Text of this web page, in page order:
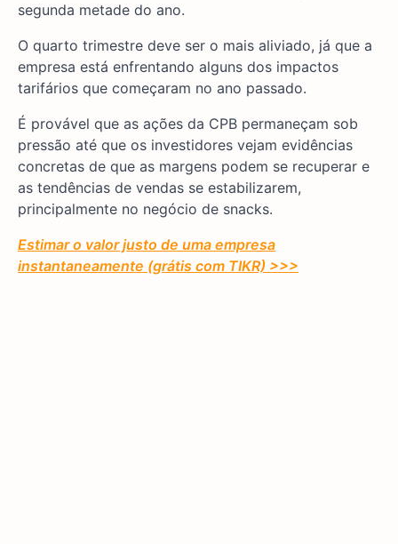
segunda metade do ano.
O quarto trimestre deve ser o mais aliviado, já que a
empresa está enfrentando alguns dos impactos
tarifários que começaram no ano passado.
É provável que as ações da CPB permaneçam sob
pressão até que os investidores vejam evidências
concretas de que as margens podem se recuperar e
as tendências de vendas se estabilizarem,
principalmente no negócio de snacks.
Estimar o valor justo de uma empresa
instantaneamente (grátis com TIKR) >>>